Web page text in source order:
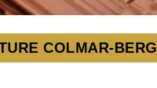
COLMAR-BERG